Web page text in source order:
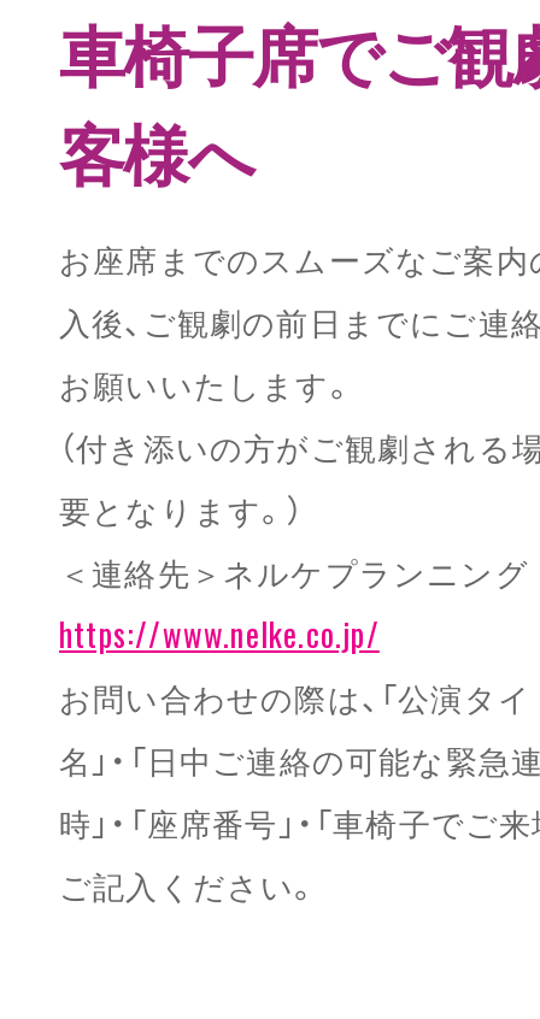
車椅子席でご
客様へ
お座席までのスムーズなご案内
入後、ご観劇の前日までにご連
お願いいたします。
（付き添いの方がご観劇される
要となります。）
＜連絡先＞ネルケプランニング
https://www.nelke.co.jp/
お問い合わせの際は、「公演タイ
名」・「日中ご連絡の可能な緊急
時」・「座席番号」・「車椅子で
ご記入ください。